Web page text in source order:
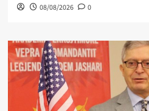
08/08/2026 0